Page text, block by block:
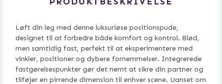
Løft din leg med denne luksuriøse positionspude,
designet til at forbedre både komfort og kontrol. Blød,
men samtidig fast, perfekt til at eksperimentere med
vinkler, positioner og dybere fornemmelser. Integrerede
fastgørelsespunkter gør det nemt at sikre din partner og
tilføjer en pirrende dimension til enhver scene. Uanset om